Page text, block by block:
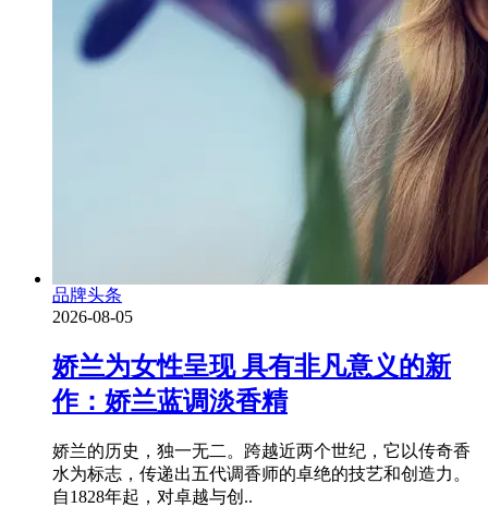
品牌头条
2026-08-05
娇兰为女性呈现 具有非凡意义的新
作：娇兰蓝调淡香精
娇兰的历史，独一无二。跨越近两个世纪，它以传奇香
水为标志，传递出五代调香师的卓绝的技艺和创造力。
自1828年起，对卓越与创..